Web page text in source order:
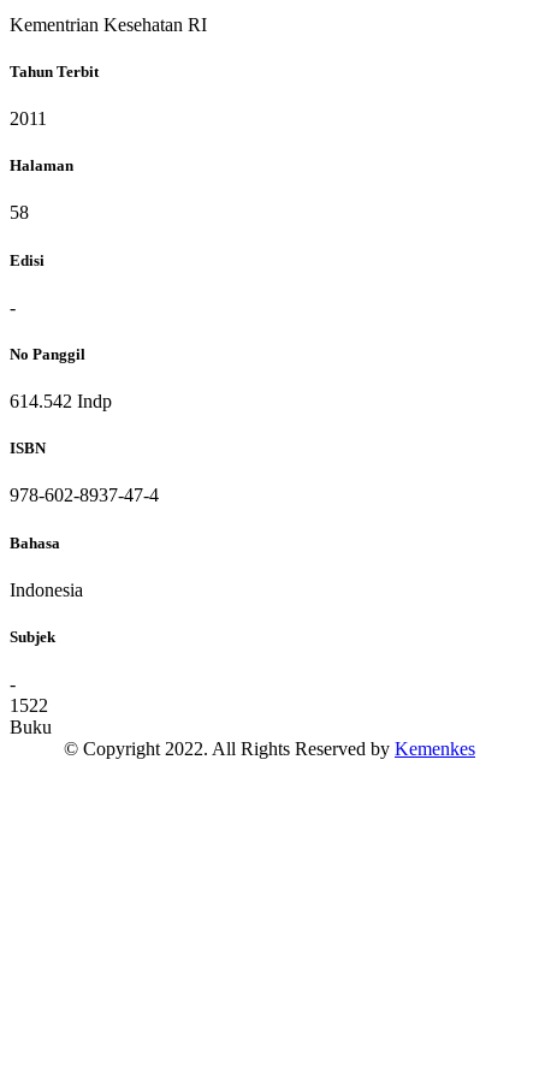
Kementrian Kesehatan RI
Tahun Terbit
2011
Halaman
58
Edisi
-
No Panggil
614.542 Indp
ISBN
978-602-8937-47-4
Bahasa
Indonesia
Subjek
-
1522
Buku
© Copyright 2022. All Rights Reserved by Kemenkes